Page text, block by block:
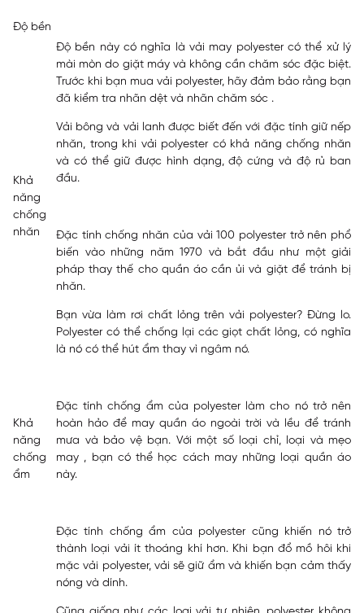
Độ bền
Độ bền này có nghĩa là vải may polyester có thể xử lý
mài mòn do giặt máy và không cần chăm sóc đặc biệt.
Trước khi bạn mua vải polyester, hãy đảm bảo rằng bạn
đã kiểm tra nhãn dệt và nhãn chăm sóc .
Khả
năng
chống
nhăn
Vải bông và vải lanh được biết đến với đặc tính giữ nếp
nhăn, trong khi vải polyester có khả năng chống nhăn
và có thể giữ được hình dạng, độ cứng và độ rủ ban
đầu.
Đặc tính chống nhăn của vải 100 polyester trở nên phổ
biến vào những năm 1970 và bắt đầu như một giải
pháp thay thế cho quần áo cần ủi và giặt để tránh bị
nhăn.
Khả
năng
chống
ẩm
Bạn vừa làm rơi chất lỏng trên vải polyester? Đừng lo.
Polyester có thể chống lại các giọt chất lỏng, có nghĩa
là nó có thể hút ẩm thay vì ngâm nó.
Đặc tính chống ẩm của polyester làm cho nó trở nên
hoàn hảo để may quần áo ngoài trời và lều để tránh
mưa và bảo vệ bạn. Với một số loại chỉ, loại và mẹo
may , bạn có thể học cách may những loại quần áo
này.
Đặc tính chống ẩm của polyester cũng khiến nó trở
thành loại vải ít thoáng khí hơn. Khi bạn đổ mồ hôi khi
mặc vải polyester, vải sẽ giữ ẩm và khiến bạn cảm thấy
nóng và dính.